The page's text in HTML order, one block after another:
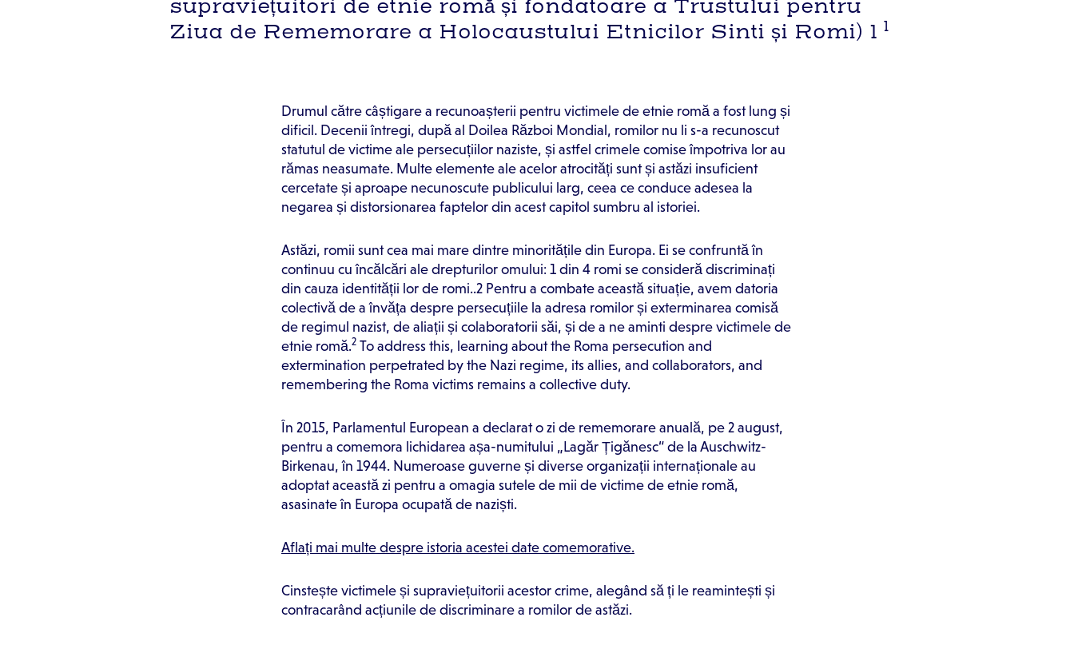
supraviețuitori de etnie romă și fondatoare a Trustului pentru
Ziua de Rememorare a Holocaustului Etnicilor Sinti și Romi) 1 1
Drumul către câștigare a recunoașterii pentru victimele de etnie romă a fost lung și
dificil. Decenii întregi, după al Doilea Război Mondial, romilor nu li s-a recunoscut
statutul de victime ale persecuțiilor naziste, și astfel crimele comise împotriva lor au
rămas neasumate. Multe elemente ale acelor atrocități sunt și astăzi insuficient
cercetate și aproape necunoscute publicului larg, ceea ce conduce adesea la
negarea și distorsionarea faptelor din acest capitol sumbru al istoriei.
Astăzi, romii sunt cea mai mare dintre minoritățile din Europa. Ei se confruntă în
continuu cu încălcări ale drepturilor omului: 1 din 4 romi se consideră discriminați
din cauza identității lor de romi..2 Pentru a combate această situație, avem datoria
colectivă de a învăța despre persecuțiile la adresa romilor și exterminarea comisă
de regimul nazist, de aliații și colaboratorii săi, și de a ne aminti despre victimele de
etnie romă.2 To address this, learning about the Roma persecution and
extermination perpetrated by the Nazi regime, its allies, and collaborators, and
remembering the Roma victims remains a collective duty.
În 2015, Parlamentul European a declarat o zi de rememorare anuală, pe 2 august,
pentru a comemora lichidarea așa-numitului „Lagăr Țigănesc“ de la Auschwitz-
Birkenau, în 1944. Numeroase guverne și diverse organizații internaționale au
adoptat această zi pentru a omagia sutele de mii de victime de etnie romă,
asasinate în Europa ocupată de naziști.
Aflați mai multe despre istoria acestei date comemorative.
Cinstește victimele și supraviețuitorii acestor crime, alegând să ți le reamintești și
contracarând acțiunile de discriminare a romilor de astăzi.